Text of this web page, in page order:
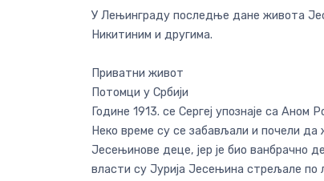
У Лењинграду последње дане живота
Никитиним и другима.
Приватни живот
Потомци у Србији
Године 1913. се Сергеј упознаје са
Неко време су се забављали и почели да
Јесењинове деце, јер је био ванбрачно
власти су Јурија Јесењина стрељале по